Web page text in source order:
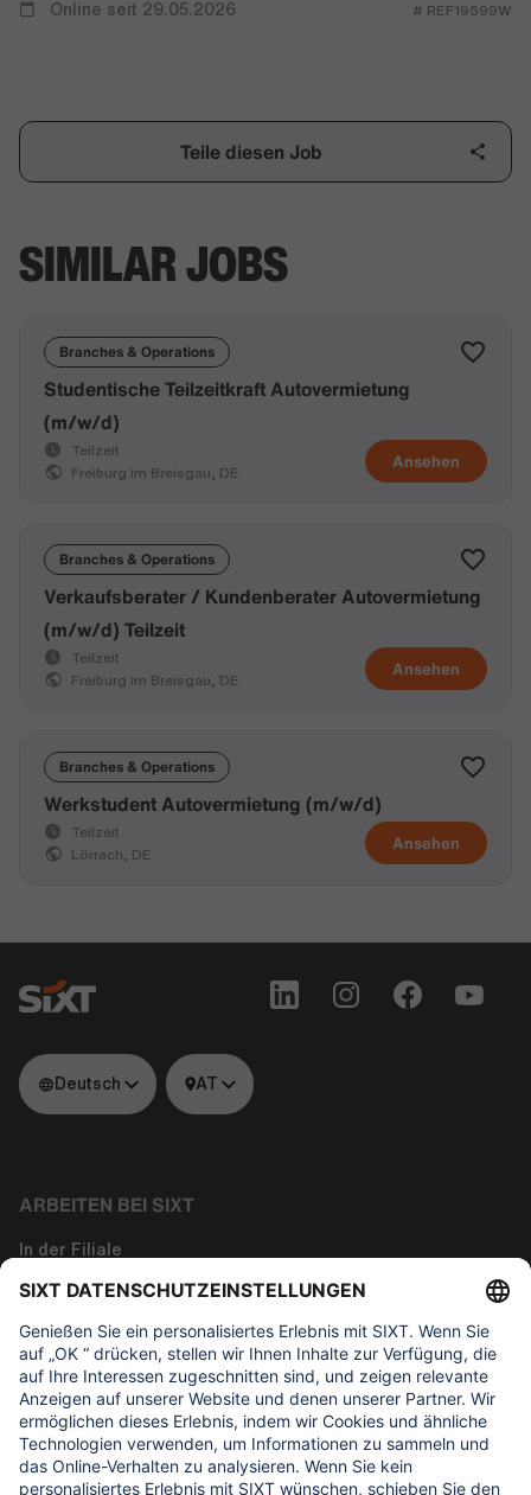
Online seit 29.05.2026 # REF19599W
Teile diesen Job
SIMILAR JOBS
Branches & Operations
Ansehen
Studentische Teilzeitkraft Autovermietung
(m/w/d)
Teilzeit
Freiburg im Breisgau, DE
Branches & Operations
Ansehen
Verkaufsberater / Kundenberater Autovermietung
(m/w/d) Teilzeit
Teilzeit
Freiburg im Breisgau, DE
Branches & Operations
Ansehen
Werkstudent Autovermietung (m/w/d)
Teilzeit
Lörrach, DE
Deutsch AT
ARBEITEN BEI SIXT
In der Filiale
Tech
Corporate Functions
Über uns
WAS UNS WICHTIG IST
Regine Sixt Kinderhilfe Stiftung